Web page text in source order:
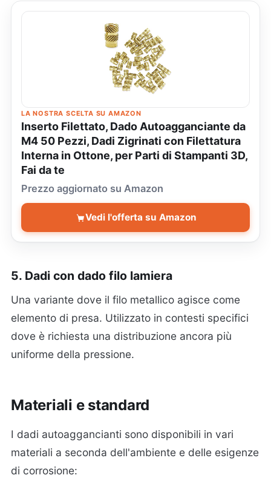
LA NOSTRA SCELTA SU AMAZON
Inserto Filettato, Dado Autoagganciante da
M4 50 Pezzi, Dadi Zigrinati con Filettatura
Interna in Ottone, per Parti di Stampanti 3D,
Fai da te
Prezzo aggiornato su Amazon
Vedi l'offerta su Amazon
5. Dadi con dado filo lamiera
Una variante dove il filo metallico agisce come
elemento di presa. Utilizzato in contesti specifici
dove è richiesta una distribuzione ancora più
uniforme della pressione.
Materiali e standard
I dadi autoaggancianti sono disponibili in vari
materiali a seconda dell'ambiente e delle esigenze
di corrosione: